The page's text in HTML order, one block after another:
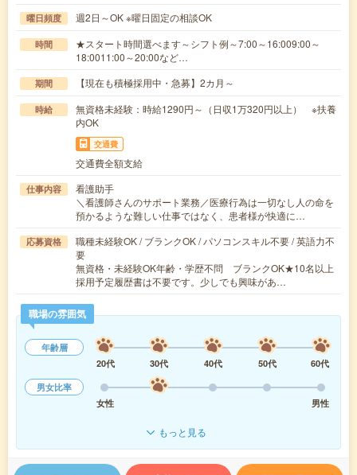
曜日頻度 週2日～OK ※曜日固定の相談OK
時間
★スタート時間選べます～シフト例～7:00～16:009:00～
18:0011:00～20:00など…
期間 【現在も積極採用中・急募】2カ月～
時給
無資格未経験：時給1290円～（日収1万320円以上） ※扶養
内OK
交通費
交通費全額支給
仕事内容
看護助手
＼看護師さんのサポート業務／医療行為は一切なし人の命を
預かるような難しい仕事ではなく、患者様が快適に…
応募資格
職種未経験OK / ブランクOK / パソコンスキル不要 / 英語力不
要
無資格・未経験OK年齢・学歴不問 ブランクOK★10名以上
採用予定履歴書は不要です。少しでも興味があ…
職場の雰囲気
年齢層
20代
30代 40代 50代
60代
男女比率
女性
男性
もっと見る